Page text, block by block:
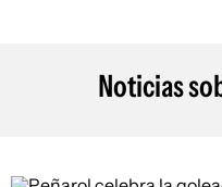
Noticias